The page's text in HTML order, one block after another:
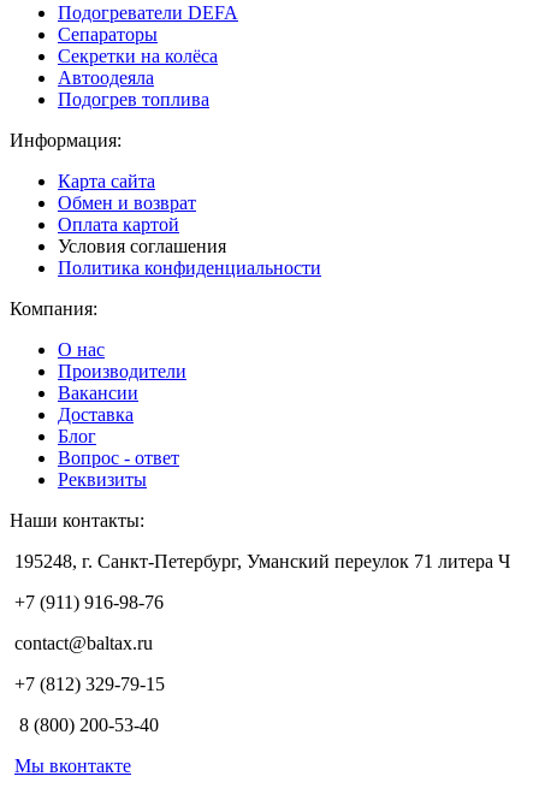
Подогреватели DEFA
Сепараторы
Секретки на колёса
Автоодеяла
Подогрев топлива
Информация:
Карта сайта
Обмен и возврат
Оплата картой
Условия соглашения
Политика конфиденциальности
Компания:
О нас
Производители
Вакансии
Доставка
Блог
Вопрос - ответ
Реквизиты
Наши контакты:
195248, г. Санкт-Петербург, Уманский переулок 71 литера Ч
+7 (911) 916-98-76
contact@baltax.ru
+7 (812) 329-79-15
8 (800) 200-53-40
Мы вконтакте